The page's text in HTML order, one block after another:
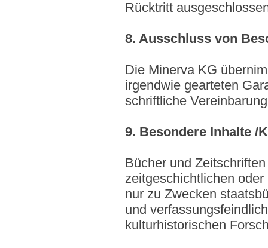
Rücktritt
8. Ausschluss von
Die Minerva KG
irgendwie gearteten
schriftliche
9. Besondere Inhalte /
Bücher und
zeitgeschichtlichen
nur zu Zwecken
und
kulturhistorischen